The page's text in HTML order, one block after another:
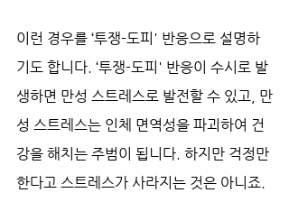
이런 경우를 ‘투쟁-도피' 반응으로 설명하
기도 합니다. ‘투쟁-도피' 반응이 수시로 발
생하면 만성 스트레스로 발전할 수 있고, 만
성 스트레스는 인체 면역성을 파괴하여 건
강을 해치는 주범이 됩니다. 하지만 걱정만
한다고 스트레스가 사라지는 것은 아니죠.